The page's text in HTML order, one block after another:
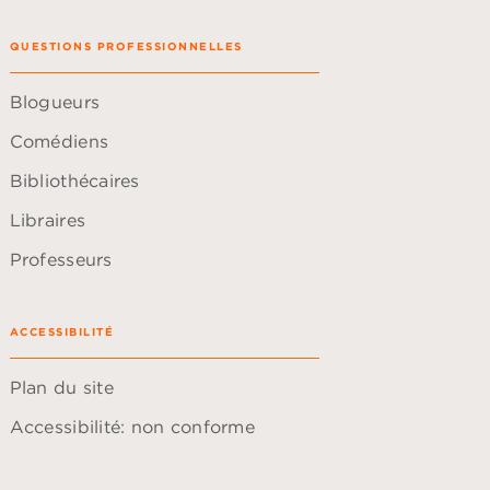
QUESTIONS PROFESSIONNELLES
Blogueurs
Comédiens
Bibliothécaires
Libraires
Professeurs
ACCESSIBILITÉ
Plan du site
Accessibilité: non conforme